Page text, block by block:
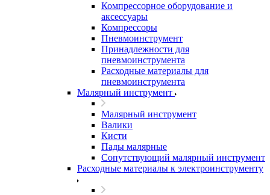
Компрессорное оборудование и
аксессуары
Компрессоры
Пневмоинструмент
Принадлежности для
пневмоинструмента
Расходные материалы для
пневмоинструмента
Малярный инструмент
Малярный инструмент
Валики
Кисти
Пады малярные
Сопутствующий малярный инструмент
Расходные материалы к электроинструменту